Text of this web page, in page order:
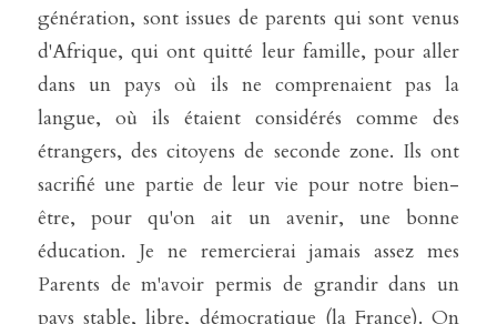
génération, sont issues de parents qui sont venus
d'Afrique, qui ont quitté leur famille, pour aller
dans un pays où ils ne comprenaient pas la
langue, où ils étaient considérés comme des
étrangers, des citoyens de seconde zone. Ils ont
sacrifié une partie de leur vie pour notre bien-
être, pour qu'on ait un avenir, une bonne
éducation. Je ne remercierai jamais assez mes
Parents de m'avoir permis de grandir dans un
pays stable, libre, démocratique (la France). On